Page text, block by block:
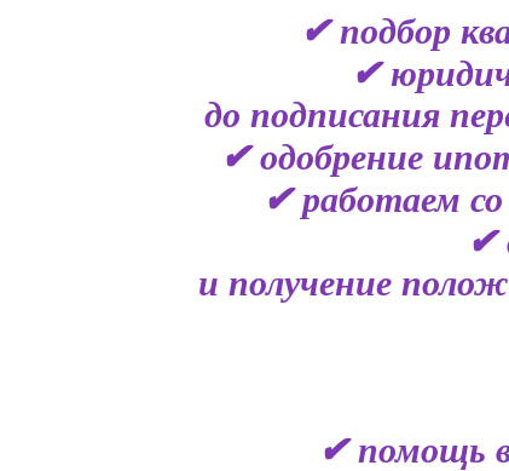
✔ подбор
✔
до подписания
✔ одобрение
✔ работаем
✔
и получение
✔ помощь в